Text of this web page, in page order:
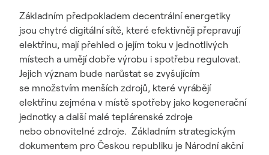
Základním předpokladem decentrální energetiky
jsou chytré digitální sítě, které efektivněji přepravují
elektřinu, mají přehled o jejím toku v jednotlivých
místech a umějí dobře výrobu i spotřebu regulovat.
Jejich význam bude narůstat se zvyšujícím
se množstvím menších zdrojů, které vyrábějí
elektřinu zejména v místě spotřeby jako kogenerační
jednotky a další malé teplárenské zdroje
nebo obnovitelné zdroje. Základním strategickým
dokumentem pro Českou republiku je Národní akční